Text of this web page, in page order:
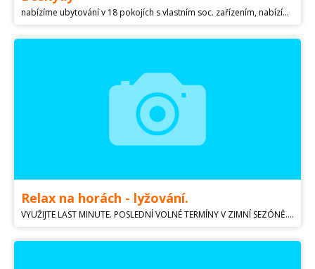
nabízíme ubytování v 18 pokojích s vlastním soc. zařízením, nabízíme snídaně, případně plnou či polopenzi, bazén, ohniště, lesy kolem, pro rodinnou rekreaci, oslavy, teambuilding, ozdravné pobyty, školy v přírodě, ... případně je možný pronájem celé chaty i s kuchyní, dohoda jistá.
Relax na horách - lyžování.
VYUŽIJTE LAST MINUTE. POSLEDNÍ VOLNÉ TERMÍNY V ZIMNÍ SEZÓNĚ. Ubytování v chatě v srdci Jeseníků. Blízko ski areálů Karlov p. Pradědem a Kopřivná. Chaty pro 10 osob. tel.: email:info@